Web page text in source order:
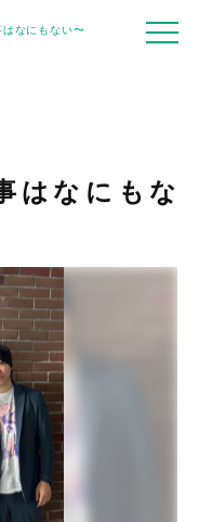
なにもない〜
はなにもな